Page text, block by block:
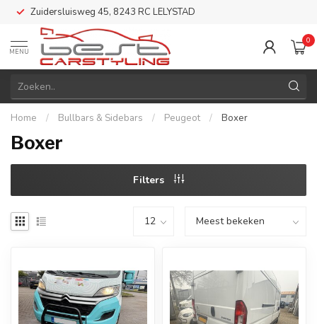
Zuidersluisweg 45, 8243 RC LELYSTAD
MENU
0
Home / Bullbars & Sidebars / Peugeot / Boxer
Boxer
Filters